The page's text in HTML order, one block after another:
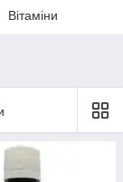
Вітаміни